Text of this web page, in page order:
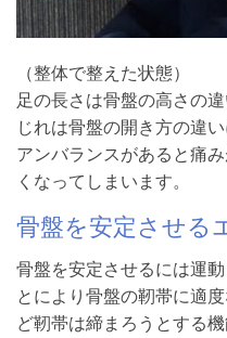
（整体で整えた状態）
足の長さは骨盤の高さの
じれは骨盤の開き方の違
アンバランスがあると痛
くなってしまいます。
骨盤を安定させる
骨盤を安定させるには運
とにより骨盤の靭帯に適
ど靭帯は締まろうとする機